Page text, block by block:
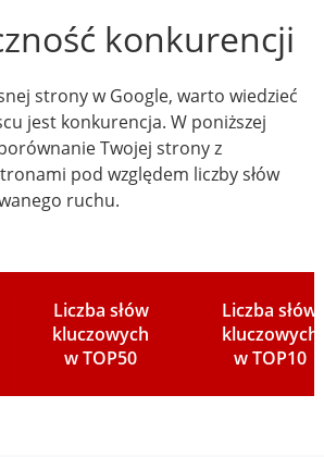
konkurencji
strony w Google, warto wiedzieć
jest konkurencja. W poniższej
Twojej strony z
pod względem liczby słów
ruchu.
Liczba słów
kluczowych
w TOP50
Liczba słów
kluczowych
w TOP10